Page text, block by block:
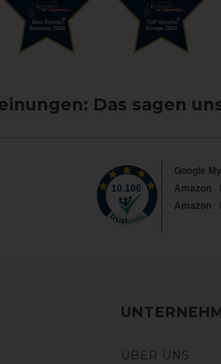
Das sagen
ÜBER UNS